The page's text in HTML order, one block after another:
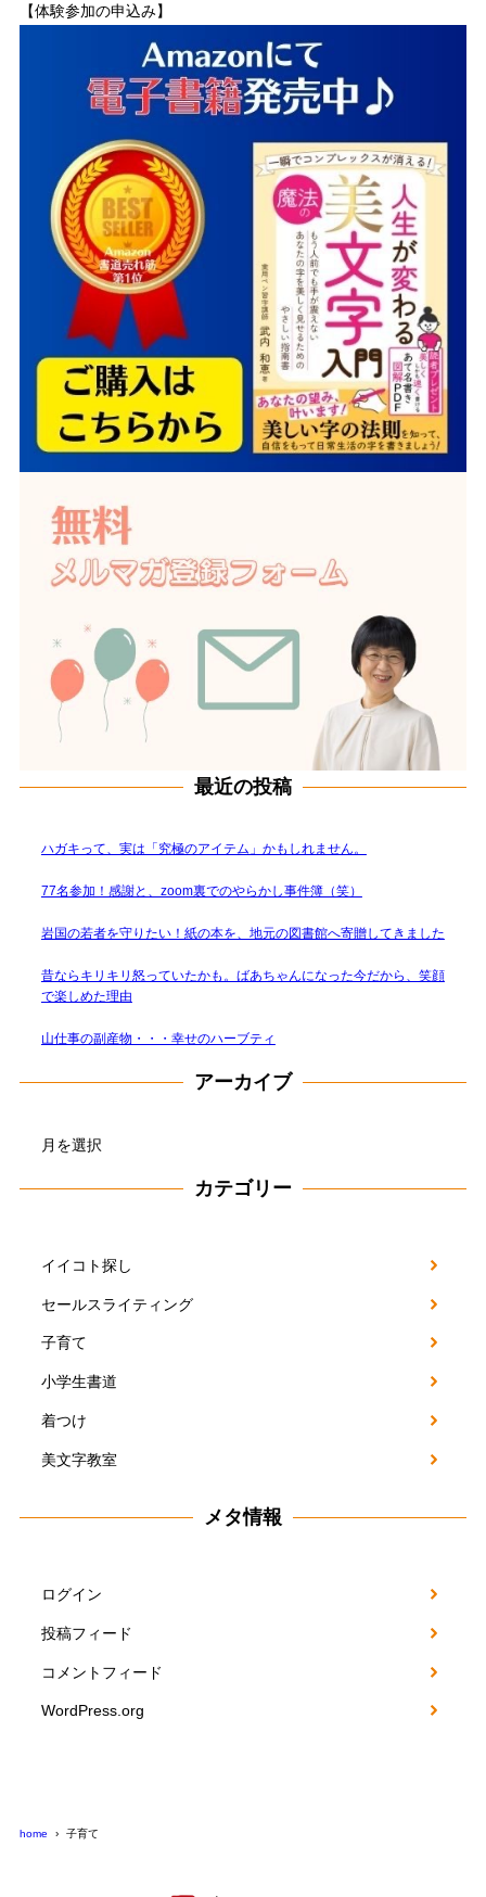
【体験参加の申込み】
最近の投稿
ハガキって、実は「究極のアイテム」かもしれません。
77名参加！感謝と、zoom裏でのやらかし事件簿（笑）
岩国の若者を守りたい！紙の本を、地元の図書館へ寄贈してきました
昔ならキリキリ怒っていたかも。ばあちゃんになった今だから、笑顔
で楽しめた理由
山仕事の副産物・・・幸せのハーブティ
アーカイブ
カ
カテゴリー
イイコト探し
セールスライティング
子育て
小学生書道
着つけ
美文字教室
メタ情報
ログイン
投稿フィード
コメントフィード
WordPress.org
home 子育て